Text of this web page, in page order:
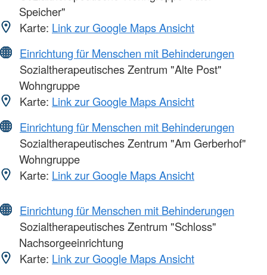
Speicher"
Karte: Link zur Google Maps Ansicht
Einrichtung für Menschen mit Behinderungen
Sozialtherapeutisches Zentrum "Alte Post"
Wohngruppe
Karte: Link zur Google Maps Ansicht
Einrichtung für Menschen mit Behinderungen
Sozialtherapeutisches Zentrum "Am Gerberhof"
Wohngruppe
Karte: Link zur Google Maps Ansicht
Einrichtung für Menschen mit Behinderungen
Sozialtherapeutisches Zentrum "Schloss"
Nachsorgeeinrichtung
Karte: Link zur Google Maps Ansicht